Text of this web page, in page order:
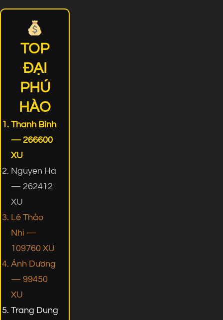
TOP
ĐẠI
PHÚ
HÀO
Thanh Bình
— 266600
XU
Nguyen Ha
— 262412
XU
Lê Thảo
Nhi —
109760 XU
Ánh Dương
— 99450
XU
Trang Dung